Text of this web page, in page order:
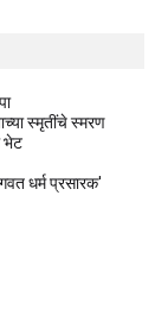
स्मृतींचे स्मरण
भेट
धर्म प्रसारक'